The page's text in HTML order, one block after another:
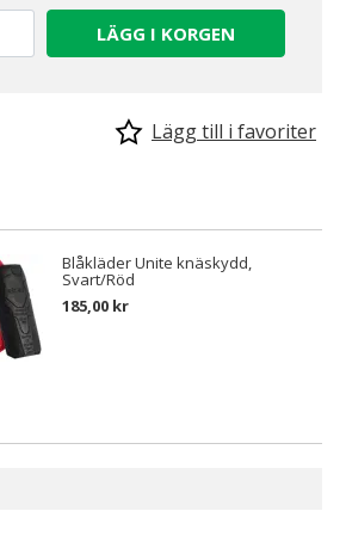
LÄGG I KORGEN
Lägg till i favoriter
Blåkläder Unite knäskydd,
Svart/Röd
185,00 kr